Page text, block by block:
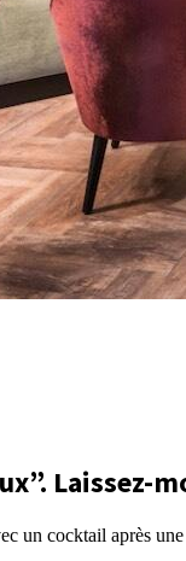
Laissez-
un cocktail après